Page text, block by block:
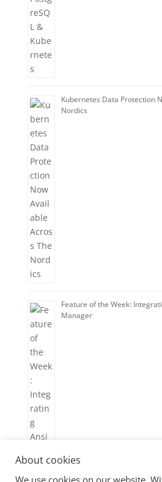
Kubernetes Data Protection
Nordics
Feature of the Week:
Manager
About cookies
We use cookies on our website.